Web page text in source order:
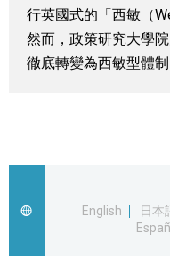
更多
行英國式的「西敏（
然而，政策研究大學
徹底轉變為西敏型體
English
日本